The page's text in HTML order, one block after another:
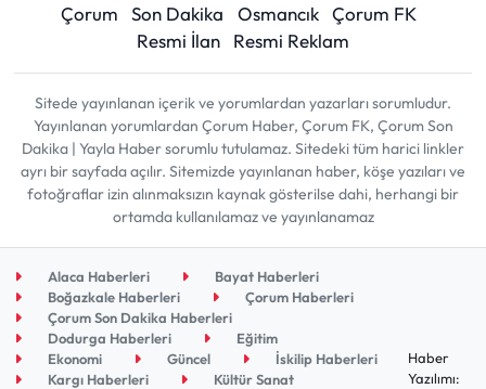
Çorum Son Dakika Osmancık Çorum FK
Resmi İlan
Resmi Reklam
Sitede yayınlanan içerik ve yorumlardan yazarları sorumludur.
Yayınlanan yorumlardan Çorum Haber, Çorum FK, Çorum Son
Dakika | Yayla Haber sorumlu tutulamaz. Sitedeki tüm harici linkler
ayrı bir sayfada açılır. Sitemizde yayınlanan haber, köşe yazıları ve
fotoğraflar izin alınmaksızın kaynak gösterilse dahi, herhangi bir
ortamda kullanılamaz ve yayınlanamaz
Alaca Haberleri
Bayat Haberleri
Boğazkale Haberleri
Çorum Haberleri
Çorum Son Dakika Haberleri
Dodurga Haberleri
Eğitim
Ekonomi
Güncel
İskilip Haberleri
Kargı Haberleri
Kültür Sanat
Haber
Yazılımı: